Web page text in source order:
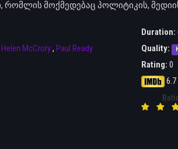
მოქმედებაც პოლიტიკის,
Helen McCrory, Paul Ready
Duration:
Quality:
Rating: 0
6.7